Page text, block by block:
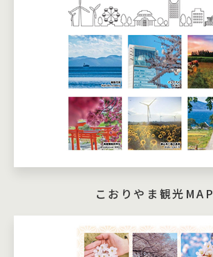
こおりやま観光MAP